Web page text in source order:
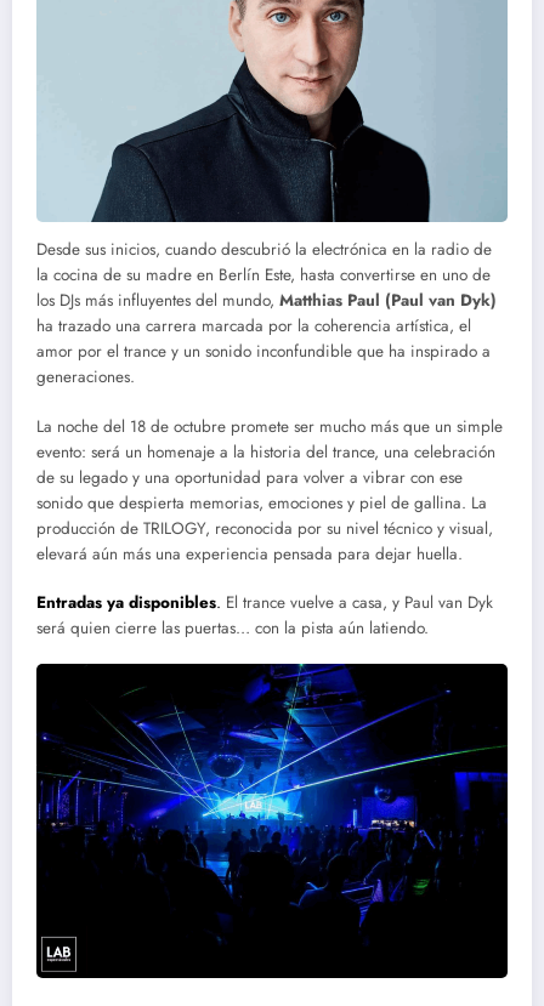
Desde sus inicios, cuando descubrió la electrónica en la radio de
la cocina de su madre en Berlín Este, hasta convertirse en uno de
los DJs más influyentes del mundo, Matthias Paul (Paul van Dyk)
ha trazado una carrera marcada por la coherencia artística, el
amor por el trance y un sonido inconfundible que ha inspirado a
generaciones.
La noche del 18 de octubre promete ser mucho más que un simple
evento: será un homenaje a la historia del trance, una celebración
de su legado y una oportunidad para volver a vibrar con ese
sonido que despierta memorias, emociones y piel de gallina. La
producción de TRILOGY, reconocida por su nivel técnico y visual,
elevará aún más una experiencia pensada para dejar huella.
Entradas ya disponibles. El trance vuelve a casa, y Paul van Dyk
será quien cierre las puertas… con la pista aún latiendo.